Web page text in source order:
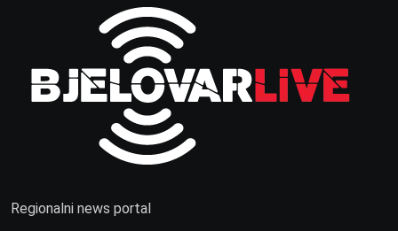
Regionalni news portal